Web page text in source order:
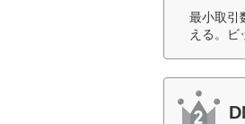
最小取引
える。ビ